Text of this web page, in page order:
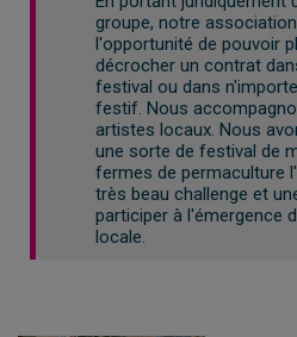
groupe, notre
l'opportunité de pouvoir
décrocher un contrat
festival ou dans
festif. Nous
artistes locaux. Nous
une sorte de festival de
fermes de permaculture
très beau challenge et
participer à l'émergence
locale.